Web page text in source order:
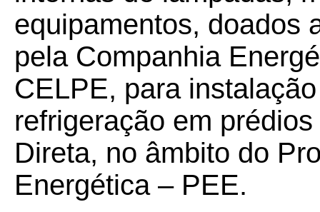
equipamentos, doados
pela Companhia
CELPE, para
refrigeração em
Direta, no âmbito do
Energética – PEE.